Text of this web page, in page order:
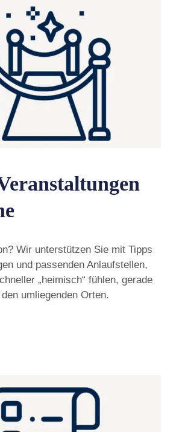
Wir unterstützen Sie mit Tipps
und passenden Anlaufstellen,
„heimisch“ fühlen, gerade
umliegenden Orten.